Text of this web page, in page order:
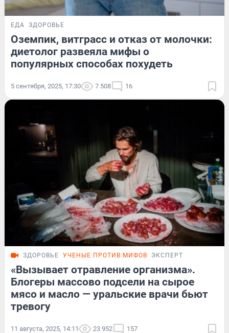
ЕДА ЗДОРОВЬЕ
Оземпик, витграсс и отказ от молочки:
диетолог развеяла мифы о
популярных способах похудеть
5 сентября, 2025, 17:30 7 508 16
ЗДОРОВЬЕ УЧЕНЫЕ ПРОТИВ МИФОВ ЭКСПЕРТ
«Вызывает отравление организма».
Блогеры массово подсели на сырое
мясо и масло — уральские врачи бьют
тревогу
11 августа, 2025, 14:11 23 952 157